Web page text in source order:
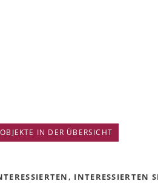
IN DER ÜBERSICHT
INTERESSIERTEN